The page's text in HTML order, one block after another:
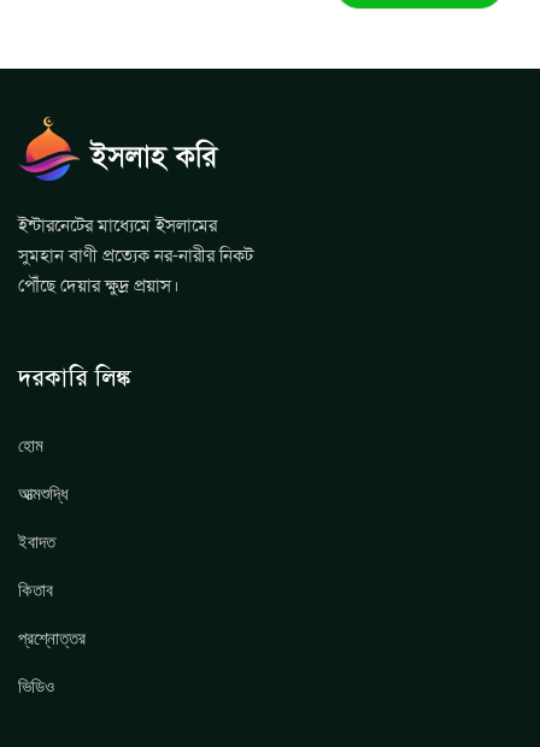
ইন্টারনেটের মাধ্যেমে ইসলামের
সুমহান বাণী প্রত্যেক নর-নারীর নিকট
পৌঁছে দেয়ার ক্ষুদ্র প্রয়াস।
দরকারি লিঙ্ক
হোম
আত্মশুদ্ধি
ইবাদত
কিতাব
প্রশ্নোত্তর
ভিডিও